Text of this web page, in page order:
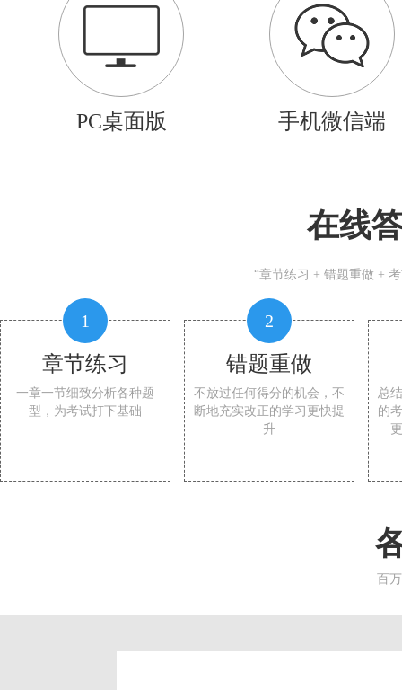
PC桌面版 手机微信端
在线
“章节练习 + 错题重做 +
1
章节练习
一章一节细致分析各种题
型，为考试打下基础
2
错题重做
不放过任何得分的机会，不
断地充实改正的学习更快提
升
总
的
百